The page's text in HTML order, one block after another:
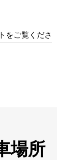
をご覧くださ
場所